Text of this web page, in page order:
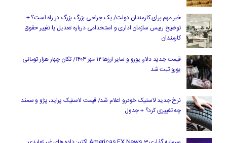
خبر مهم برای کارمندان دولت/ یک جراحی بزرگ بزرگ در راه است؟ +
توضیح رییس سازمان اداری و استخدامی درباره تعدیل یا تغییر حقوق
کارمندان
قیمت جدید دلار، یورو و سایر ارزها ۱۲ مهر ۱۴۰۴/ تکان چهار هزار تومانی
یورو ثبت شد
نرخ جدید لاستیک خودرو اعلام شد/ قیمت لاستیک پراید، پژو و سمند
چه تغییری کرد؟ + جدول